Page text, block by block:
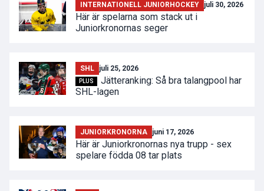
INTERNATIONELL JUNIORHOCKEY juli 30, 2026
Här är spelarna som stack ut i
Juniorkronornas seger
SHL juli 25, 2026
PLUS
Jätteranking: Så bra talangpool har
SHL-lagen
JUNIORKRONORNA juni 17, 2026
Här är Juniorkronornas nya trupp - sex
spelare födda 08 tar plats